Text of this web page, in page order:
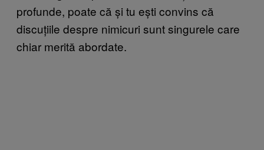
profunde, poate că și tu ești convins că
discuțiile despre nimicuri sunt singurele care
chiar merită abordate.